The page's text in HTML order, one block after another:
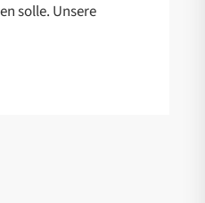
solle. Unsere